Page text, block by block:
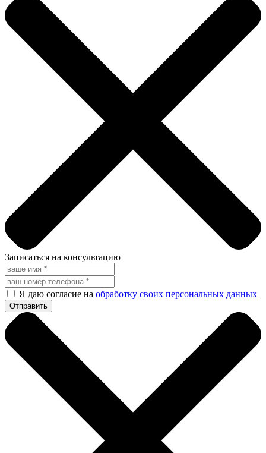
Записаться на консультацию
Я даю согласие на обработку своих персональных данных